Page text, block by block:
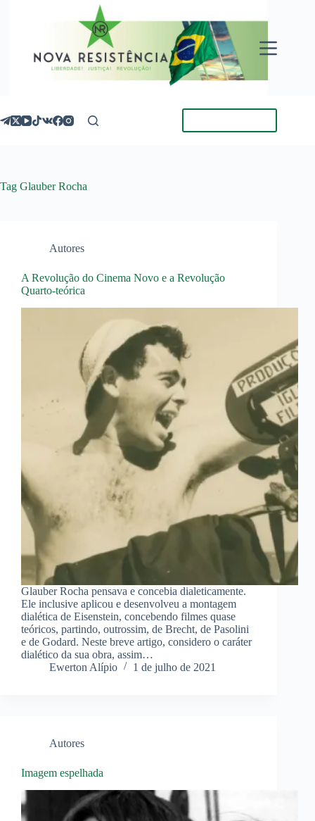
Tag Glauber Rocha
Autores
A Revolução do Cinema Novo e a Revolução
Quarto-teórica
Glauber Rocha pensava e concebia dialeticamente.
Ele inclusive aplicou e desenvolveu a montagem
dialética de Eisenstein, concebendo filmes quase
teóricos, partindo, outrossim, de Brecht, de Pasolini
e de Godard. Neste breve artigo, considero o caráter
dialético da sua obra, assim…
Ewerton Alípio
1 de julho de 2021
Autores
Imagem espelhada